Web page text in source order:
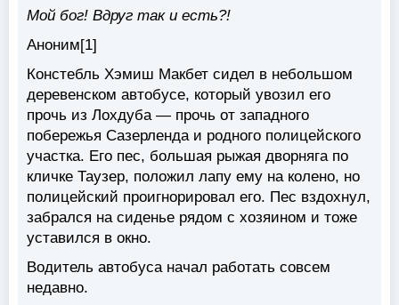
Мой бог! Вдруг так и есть?!
Аноним[1]
Констебль Хэмиш Макбет сидел в небольшом
деревенском автобусе, который увозил его
прочь из Лохдуба — прочь от западного
побережья Сазерленда и родного полицейского
участка. Его пес, большая рыжая дворняга по
кличке Таузер, положил лапу ему на колено, но
полицейский проигнорировал его. Пес вздохнул,
забрался на сиденье рядом с хозяином и тоже
уставился в окно.
Водитель автобуса начал работать совсем
недавно.